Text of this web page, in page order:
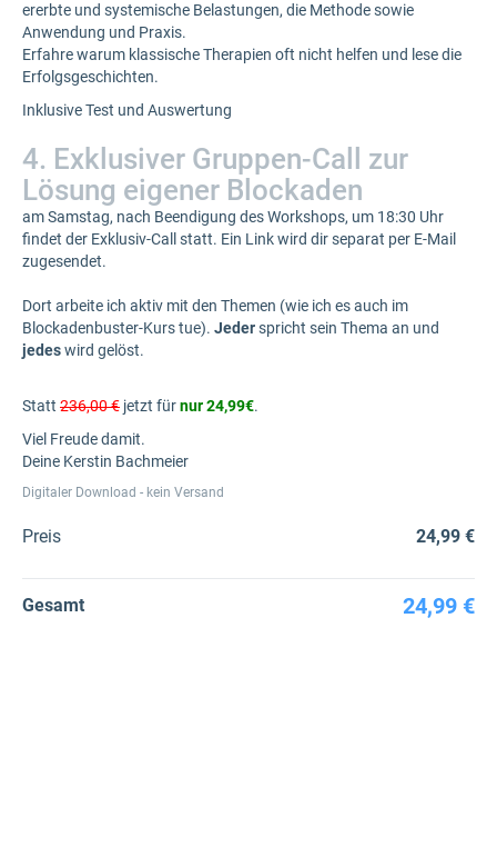
ererbte und systemische Belastungen, die Methode sowie
Anwendung und Praxis.
Erfahre warum klassische Therapien oft nicht helfen und lese die
Erfolgsgeschichten.
Inklusive Test und Auswertung
4. Exklusiver Gruppen-Call zur
Lösung eigener Blockaden
am Samstag, nach Beendigung des Workshops, um 18:30 Uhr
findet der Exklusiv-Call statt. Ein Link wird dir separat per E-Mail
zugesendet.
Dort arbeite ich aktiv mit den Themen (wie ich es auch im
Blockadenbuster-Kurs tue). Jederspricht sein Thema an und
jedeswird gelöst.
Statt 236,00 € jetzt fürnur 24,99€.
Viel Freude damit.
Deine Kerstin Bachmeier
Digitaler Download - kein Versand
Preis 24,99 €
Gesamt 24,99 €